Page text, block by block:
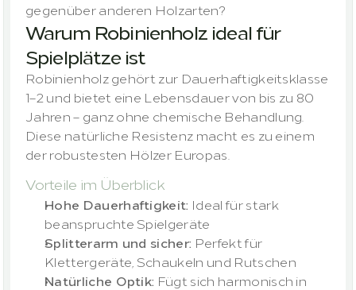
gegenüber anderen Holzarten?
Warum Robinienholz ideal für
Spielplätze ist
Robinienholz gehört zur Dauerhaftigkeitsklasse
1–2 und bietet eine Lebensdauer von bis zu 80
Jahren – ganz ohne chemische Behandlung.
Diese natürliche Resistenz macht es zu einem
der robustesten Hölzer Europas.
Vorteile im Überblick
Hohe Dauerhaftigkeit: Ideal für stark
beanspruchte Spielgeräte
Splitterarm und sicher: Perfekt für
Klettergeräte, Schaukeln und Rutschen
Natürliche Optik: Fügt sich harmonisch in